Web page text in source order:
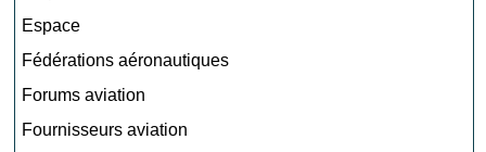
Espace
Fédérations aéronautiques
Forums aviation
Fournisseurs aviation